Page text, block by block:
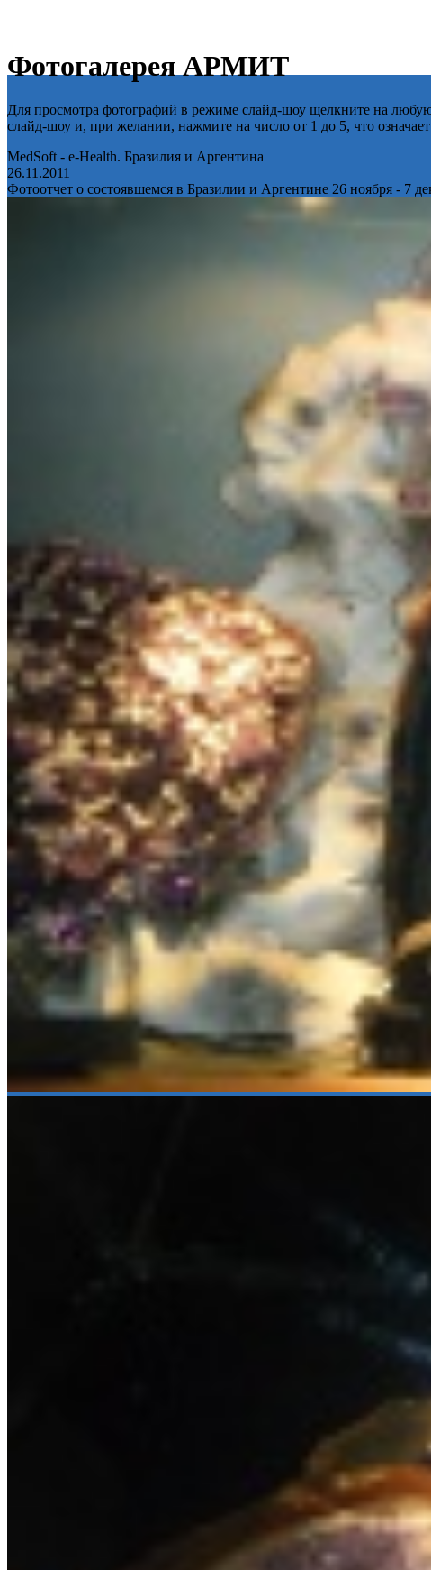
Фотогалерея АРМИТ
Для просмотра фотографий в режиме слайд-шоу щелкните на
слайд-шоу и, при желании, нажмите на число от 1 до 5, что
MedSoft - e-Health. Бразилия и Аргентина
26.11.2011
Фотоотчет о состоявшемся в Бразилии и Аргентине 26 ноября - 7